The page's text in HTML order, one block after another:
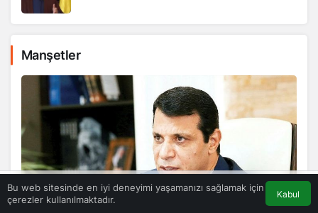
Manşetler
Bu web sitesinde en iyi deneyimi yaşamanızı sağlamak için
çerezler kullanılmaktadır.
Kabul
Anasayfa Akış Trafik